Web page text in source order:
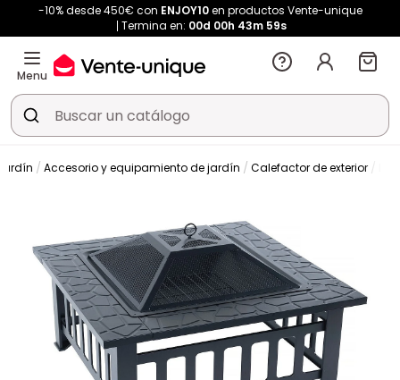
-10% desde 450€ con ENJOY10en productos Vente-unique
Termina en: 00d 00h 43m 59s
Menu
Accesorio y equipamiento de jardín Calefactor de exterior